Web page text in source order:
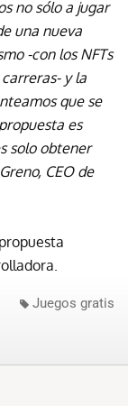
no sólo a jugar
una nueva
-con los NFTs
y la
que se
es
solo obtener
CEO de
Juegos gratis